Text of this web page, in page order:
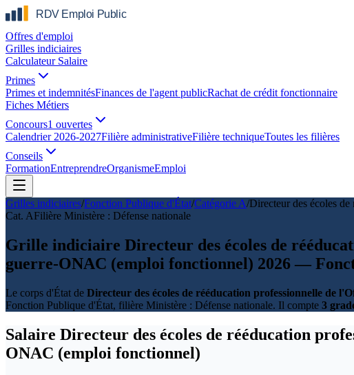
Offres d'emploi
Grilles indiciaires
Calculateur Salaire
Primes
Primes et indemnitésFinances de l'agent publicRachat de crédit fonctionnaire
Fiches Métiers
Concours1 ouvertes
Calendrier 2026-2027Filière administrativeFilière techniqueToutes les filières
Conseils
FormationEntreprendreOrganismeEmploi
Grilles indiciaires/Fonction Publique d'État/Catégorie A/Directeur des écoles
Cat. AFilière Ministère : Défense nationale
Grille indiciaire Directeur des écoles de
guerre-ONAC (emploi fonctionnel) 2026 —
Le corps d'État de Directeur des écoles de rééducation professionnelle de
Fonction Publique d'État, filière Ministère : Défense nationale. Il compte 3
Salaire Directeur des écoles de rééducation
ONAC (emploi fonctionnel)